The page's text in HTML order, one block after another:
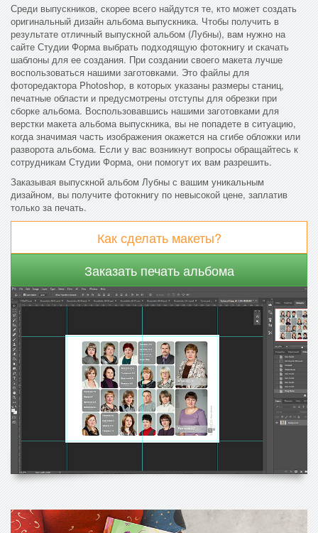
Среди выпускников, скорее всего найдутся те, кто может создать
оригинальный дизайн альбома выпускника. Чтобы получить в
результате отличный выпускной альбом (Лубны), вам нужно на
сайте Студии Форма выбрать подходящую фотокнигу и скачать
шаблоны для ее создания. При создании своего макета лучше
воспользоваться нашими заготовками. Это файлы для
фоторедактора Photoshop, в которых указаны размеры станиц,
печатные области и предусмотрены отступы для обрезки при
сборке альбома. Воспользовавшись нашими заготовками для
верстки макета альбома выпускника, вы не попадете в ситуацию,
когда значимая часть изображения окажется на сгибе обложки или
разворота альбома. Если у вас возникнут вопросы обращайтесь к
сотрудникам Студии Форма, они помогут их вам разрешить.
Заказывая выпускной альбом Лубны с вашим уникальным
дизайном, вы получите фотокнигу по невысокой цене, заплатив
только за печать.
Как сделать макеты?
Заказать печать альбома